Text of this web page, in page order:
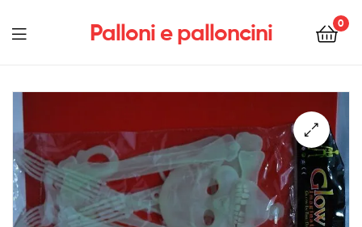
Palloni e palloncini 0
Menu